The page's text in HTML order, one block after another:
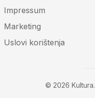
Impressum
Marketing
Uslovi korištenja
© 2026